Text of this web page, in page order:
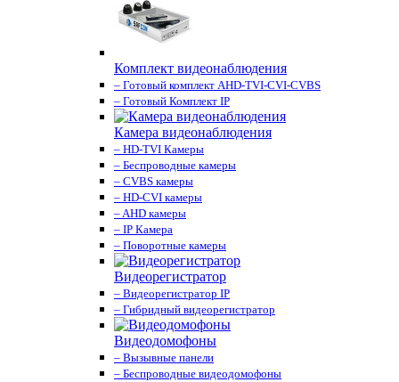
Комплект видеонаблюдения
– Готовый комплект AHD-TVI-CVI-CVBS
– Готовый Комплект IP
Камера видеонаблюдения
– HD-TVI Камеры
– Беспроводные камеры
– CVBS камеры
– HD-CVI камеры
– AHD камеры
– IP Камера
– Поворотные камеры
Видеорегистратор
– Видеорегистратор IP
– Гибридный видеорегистратор
Видеодомофоны
– Вызывные панели
– Беспроводные видеодомофоны